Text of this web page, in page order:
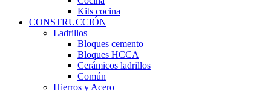
Kits cocina
CONSTRUCCIÓN
Ladrillos
Bloques cemento
Bloques HCCA
Cerámicos ladrillos
Común
Hierros y Acero